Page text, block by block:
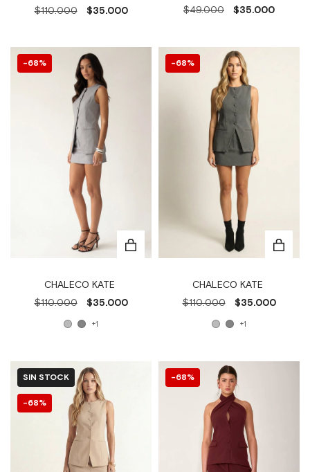
$110.000
$35.000
$49.000
$35.000
68%
CHALECO KATE
$110.000
$35.000
+1
68%
CHALECO KATE
$110.000
$35.000
+1
SIN STOCK
68%
68%